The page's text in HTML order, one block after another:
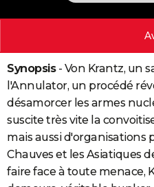
PHOTO
BONS PLANS
CARTE DE VOEUX
Carte de Noël
Carte Bonne année
Carte Saint-Valentin
Carte Pâques
Carte d'anniversaire
Dictionnaire
Biographies
Citations
Expressions
Proverbes
PROGRAMME TV
COPAINS D'AVANT
Synopsis- Von Krantz, un
l'Annulator, un procédé
désamorcer les armes
suscite très vite la
mais aussi d'organisations
Chauves et les Asiatiques
faire face à toute menace,